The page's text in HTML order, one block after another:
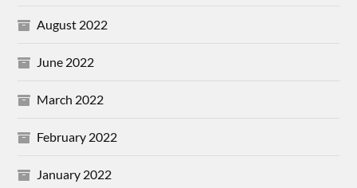
August 2022
June 2022
March 2022
February 2022
January 2022